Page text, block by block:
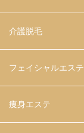
介護脱毛
フェイシャルエステ
痩身エステ